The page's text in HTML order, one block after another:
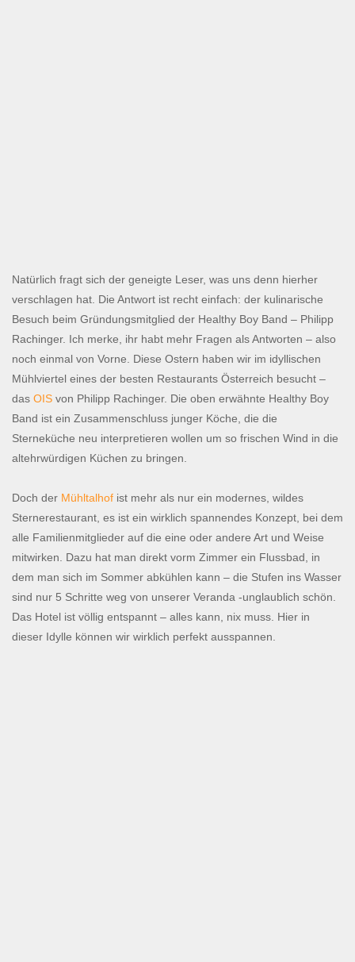
Natürlich fragt sich der geneigte Leser, was uns denn hierher
verschlagen hat. Die Antwort ist recht einfach: der kulinarische
Besuch beim Gründungsmitglied der Healthy Boy Band – Philipp
Rachinger. Ich merke, ihr habt mehr Fragen als Antworten – also
noch einmal von Vorne. Diese Ostern haben wir im idyllischen
Mühlviertel eines der besten Restaurants Österreich besucht –
das OIS von Philipp Rachinger. Die oben erwähnte Healthy Boy
Band ist ein Zusammenschluss junger Köche, die die
Sterneküche neu interpretieren wollen um so frischen Wind in die
altehrwürdigen Küchen zu bringen.
Doch der Mühltalhof ist mehr als nur ein modernes, wildes
Sternerestaurant, es ist ein wirklich spannendes Konzept, bei dem
alle Familienmitglieder auf die eine oder andere Art und Weise
mitwirken. Dazu hat man direkt vorm Zimmer ein Flussbad, in
dem man sich im Sommer abkühlen kann – die Stufen ins Wasser
sind nur 5 Schritte weg von unserer Veranda -unglaublich schön.
Das Hotel ist völlig entspannt – alles kann, nix muss. Hier in
dieser Idylle können wir wirklich perfekt ausspannen.